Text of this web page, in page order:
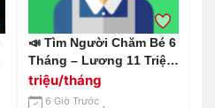
📣 Tìm Người Chăm Bé 6
Tháng – Lương 11 Triệu
Khởi Điểm Địa Chỉ: Biên
Hoà – Đồng Nai.
triệu/tháng
6 Giờ Trước